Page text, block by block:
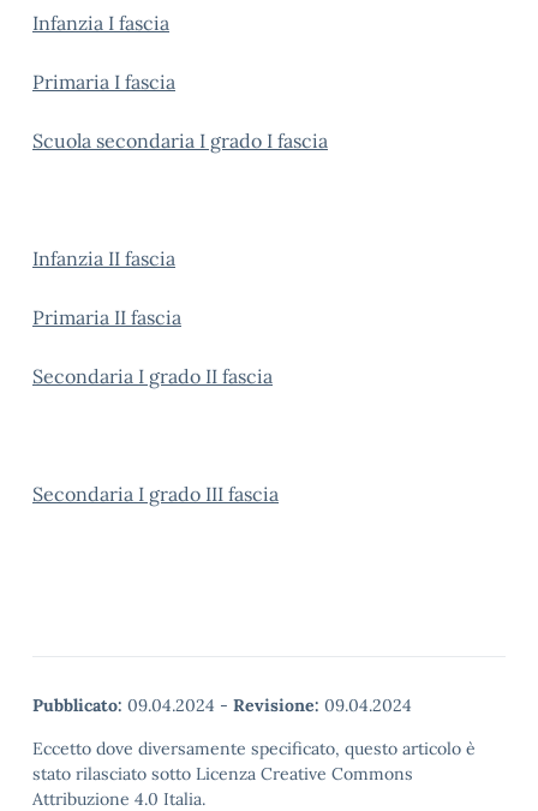
Infanzia I fascia
Primaria I fascia
Scuola secondaria I grado I fascia
Infanzia II fascia
Primaria II fascia
Secondaria I grado II fascia
Secondaria I grado III fascia
Pubblicato: 09.04.2024 - Revisione: 09.04.2024
Eccetto dove diversamente specificato, questo articolo è
stato rilasciato sotto Licenza Creative Commons
Attribuzione 4.0 Italia.